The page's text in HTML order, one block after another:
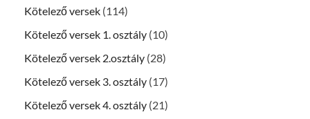
Kötelező versek (114)
Kötelező versek 1. osztály (10)
Kötelező versek 2.osztály (28)
Kötelező versek 3. osztály (17)
Kötelező versek 4. osztály (21)